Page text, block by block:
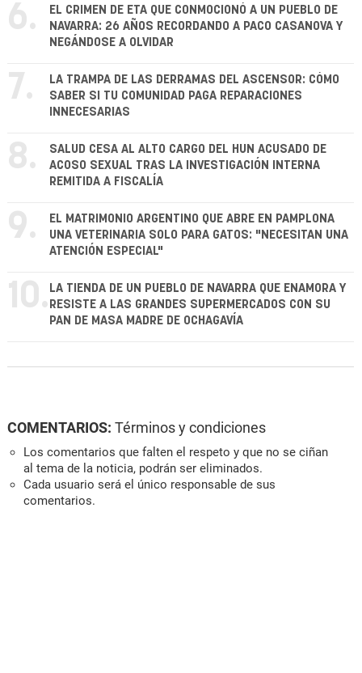
6.
EL CRIMEN DE ETA QUE CONMOCIONÓ A UN PUEBLO DE
NAVARRA: 26 AÑOS RECORDANDO A PACO CASANOVA Y
NEGÁNDOSE A OLVIDAR
7.
LA TRAMPA DE LAS DERRAMAS DEL ASCENSOR: CÓMO
SABER SI TU COMUNIDAD PAGA REPARACIONES
INNECESARIAS
8.
SALUD CESA AL ALTO CARGO DEL HUN ACUSADO DE
ACOSO SEXUAL TRAS LA INVESTIGACIÓN INTERNA
REMITIDA A FISCALÍA
9.
EL MATRIMONIO ARGENTINO QUE ABRE EN PAMPLONA
UNA VETERINARIA SOLO PARA GATOS: "NECESITAN UNA
ATENCIÓN ESPECIAL"
10. LA TIENDA DE UN PUEBLO DE NAVARRA QUE ENAMORA Y
RESISTE A LAS GRANDES SUPERMERCADOS CON SU
PAN DE MASA MADRE DE OCHAGAVÍA
COMENTARIOS: Términos y condiciones
Los comentarios que falten el respeto y que no se ciñan
al tema de la noticia, podrán ser eliminados.
Cada usuario será el único responsable de sus
comentarios.